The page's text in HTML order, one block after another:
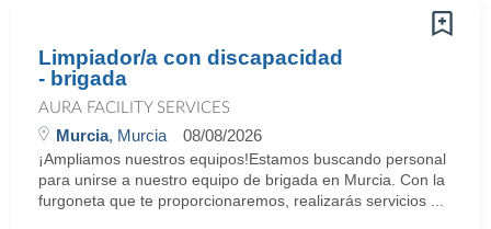
Limpiador/a con discapacidad
- brigada
AURA FACILITY SERVICES
Murcia, Murcia 08/08/2026
¡Ampliamos nuestros equipos!Estamos buscando personal
para unirse a nuestro equipo de brigada en Murcia. Con la
furgoneta que te proporcionaremos, realizarás servicios ...